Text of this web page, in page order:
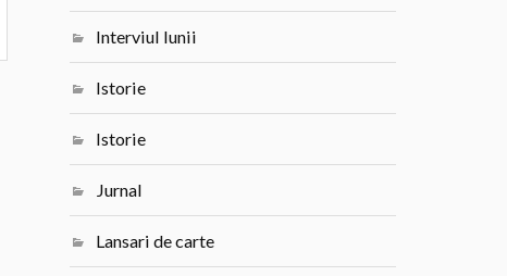
Interviul lunii
Istorie
Istorie
Jurnal
Lansari de carte